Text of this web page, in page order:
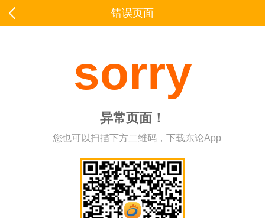
错误页面
sorry
异常页面！
您也可以扫描下方二维码，下载东论App